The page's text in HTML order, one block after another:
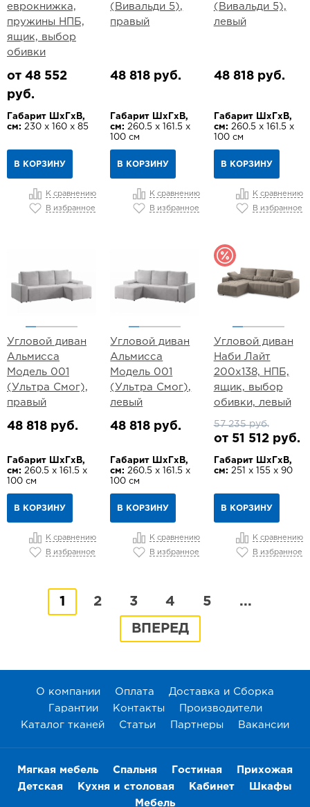
еврокнижка,
пружины НПБ,
ящик, выбор
обивки
от 48 552
руб.
Габарит ШхГхВ,
см: 230 х 160 х 85
В КОРЗИНУ
К сравнению
В избранное
(Вивальди 5),
правый
48 818 руб.
Габарит ШхГхВ,
см: 260.5 х 161.5 х
100 см
В КОРЗИНУ
К сравнению
В избранное
(Вивальди 5),
левый
48 818 руб.
Габарит ШхГхВ,
см: 260.5 х 161.5 х
100 см
В КОРЗИНУ
К сравнению
В избранное
Угловой диван
Альмисса
Модель 001
(Ультра Смог),
правый
48 818 руб.
Габарит ШхГхВ,
см: 260.5 х 161.5 х
100 см
В КОРЗИНУ
К сравнению
В избранное
Угловой диван
Альмисса
Модель 001
(Ультра Смог),
левый
48 818 руб.
Габарит ШхГхВ,
см: 260.5 х 161.5 х
100 см
В КОРЗИНУ
К сравнению
В избранное
Угловой диван
Наби Лайт
200х138, НПБ,
ящик, выбор
обивки, левый
57 235 руб.
от 51 512 руб.
Габарит ШхГхВ,
см: 251 х 155 х 90
В КОРЗИНУ
К сравнению
В избранное
1 2 3 4 5 ...
ВПЕРЕД
О компании Оплата
Доставка и Сборка
Гарантии
Контакты
Производители
Каталог тканей
Статьи Партнеры Вакансии
Мягкая мебель Спальня Гостиная
Прихожая
Детская
Кухня и столовая Кабинет
Шкафы
Мебель